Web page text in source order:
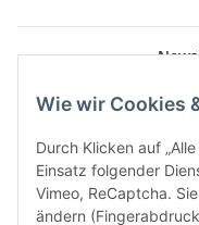
Wie wir Cookies
Durch Klicken auf
Einsatz folgender
Vimeo, ReCaptcha.
ändern
Bitte senden Sie mir
und jederzeit widerruflich